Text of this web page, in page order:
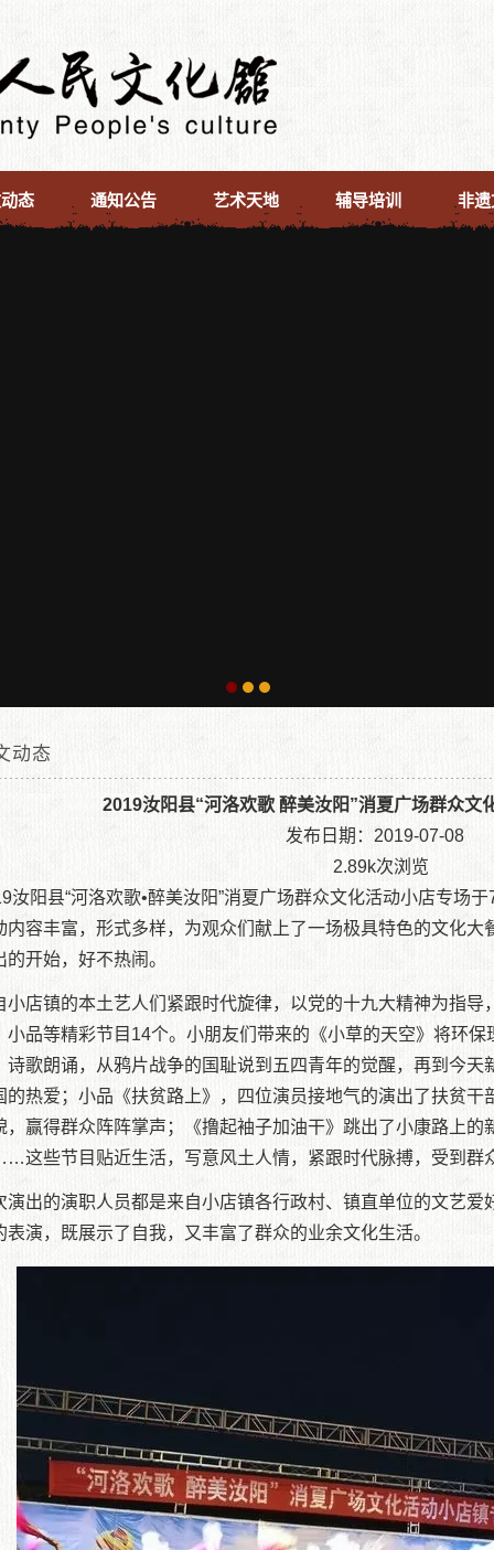
态 通知公告 艺术天地 辅导培训 非遗
动态
汝阳县文化馆|汝阳文化馆|汝阳县人民文化馆»群文动态» 2019汝阳县“河洛欢
2019汝阳县“河洛欢歌 醉美汝阳”消夏广场群众
发布日期：2019-07-08
2.89k次浏览
汝阳县“河洛欢歌•醉美汝阳”消夏广场群众文化活动小店专场
内容丰富，形式多样，为观众们献上了一场极具特色的文化
的开始，好不热闹。
小店镇的本土艺人们紧跟时代旋律，以党的十九大精神为指
小品等精彩节目14个。小朋友们带来的《小草的天空》将环
诗歌朗诵，从鸦片战争的国耻说到五四青年的觉醒，再到今
的热爱；小品《扶贫路上》，四位演员接地气的演出了扶贫
，赢得群众阵阵掌声；《撸起袖子加油干》跳出了小康路上的
这些节目贴近生活，写意风土人情，紧跟时代脉搏，受到群
演出的演职人员都是来自小店镇各行政村、镇直单位的文艺
表演，既展示了自我，又丰富了群众的业余文化生活。